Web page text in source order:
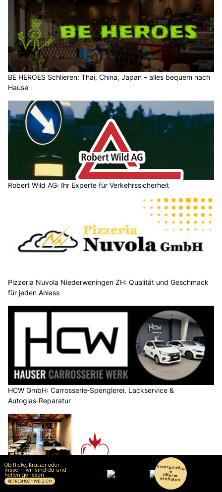
BE HEROES Schlieren: Thai, China, Japan – alles bequem nach
Hause
Robert Wild AG: Ihr Experte für Verkehrssicherheit
Pizzeria Nuvola Niederweningen ZH: Qualität und Geschmack
für jeden Anlass
HCW GmbH: Carrosserie‑Spenglerei, Lackservice &
Autoglas‑Reparatur